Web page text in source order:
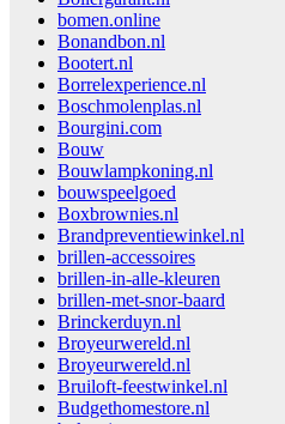
bomen.online
Bonandbon.nl
Bootert.nl
Borrelexperience.nl
Boschmolenplas.nl
Bourgini.com
Bouw
Bouwlampkoning.nl
bouwspeelgoed
Boxbrownies.nl
Brandpreventiewinkel.nl
brillen-accessoires
brillen-in-alle-kleuren
brillen-met-snor-baard
Brinckerduyn.nl
Broyeurwereld.nl
Broyeurwereld.nl
Bruiloft-feestwinkel.nl
Budgethomestore.nl